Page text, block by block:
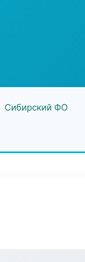
Сибирский ФО